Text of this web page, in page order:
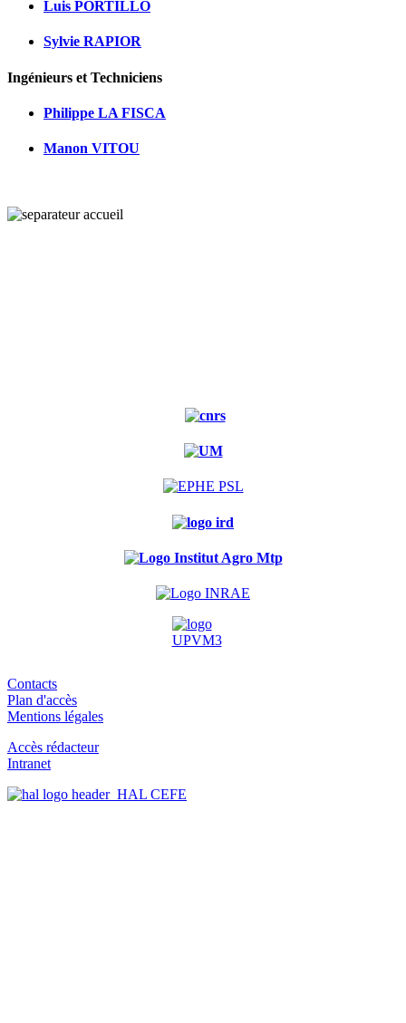
Luis PORTILLO
Sylvie RAPIOR
Ingénieurs et Techniciens
Philippe LA FISCA
Manon VITOU
Contacts
Plan d'accès
Mentions légales
Accès rédacteur
Intranet
HAL CEFE